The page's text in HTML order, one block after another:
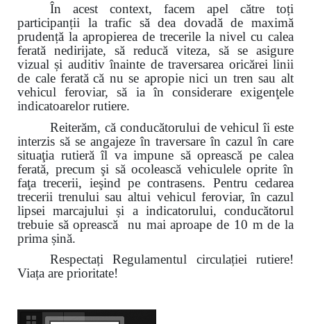
În acest context, facem apel către toți
participanții la trafic să dea dovadă de maximă
prudență la apropierea de trecerile la nivel cu calea
ferată nedirijate, să reducă viteza, să se asigure
vizual și auditiv înainte de traversarea oricărei linii
de cale ferată că nu se apropie nici un tren sau alt
vehicul feroviar, să ia în considerare exigenţele
indicatoarelor rutiere.
Reiterăm, că conducătorului de vehicul îi este
interzis să se angajeze în traversare în cazul în care
situaţia rutieră îl va impune să oprească pe calea
ferată, precum şi să ocolească vehiculele oprite în
faţa trecerii, ieşind pe contrasens. Pentru cedarea
trecerii trenului sau altui vehicul feroviar, în cazul
lipsei marcajului și a indicatorului, conducătorul
trebuie să oprească nu mai aproape de 10 m de la
prima șină.
Respectați Regulamentul circulației rutiere!
Viața are prioritate!